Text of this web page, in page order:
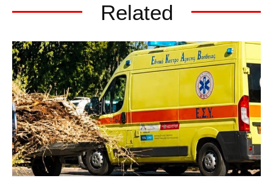
Related